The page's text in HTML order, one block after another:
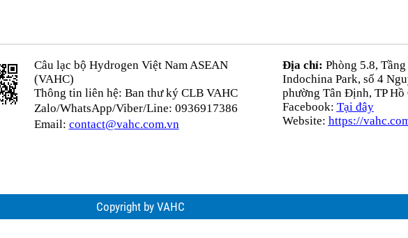
Câu lạc bộ Hydrogen Việt Nam ASEAN
(VAHC)
Thông tin liên hệ: Ban thư ký CLB VAHC
Zalo/WhatsApp/Viber/Line: 0936917386
Email: contact@vahc.com.vn
Địa chỉ: Phòng 5.8,
Indochina Park, số 4
phường Tân Định, TP
Facebook: Tại đây
Website: https://
Copyright by VAHC